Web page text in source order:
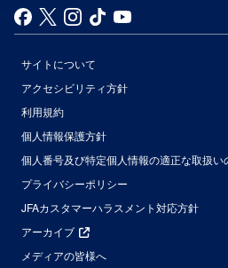
サイトについて
アクセシビリティ方針
利用規約
個人情報保護方針
個人番号及び特定個人情報の適正な取扱
プライバシーポリシー
JFAカスタマーハラスメント対応方針
アーカイブ
メディアの皆様へ